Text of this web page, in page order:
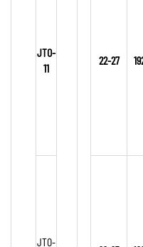
JTO-
11
22-27
JTO-